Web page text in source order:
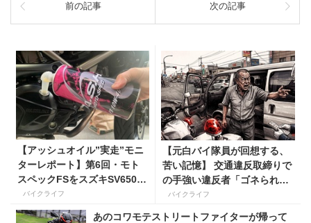
前の記事 次の記事
【アッシュオイル”実走”モニ
ターレポート】第6回・モト
スペックFSをスズキSV650X
に！ 「長年ストレスだった
シフトの固さがコレのおかげ
バイクライフ
【元白バイ隊員が回想する、
苦い記憶】 交通違反取締りで
の手強い違反者「ゴネられス
トーリー」
バイクライフ
あのコワモテストリートファイターが帰って